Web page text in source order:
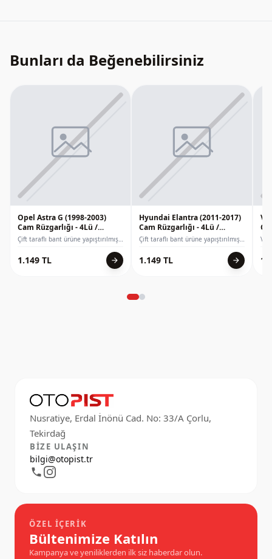
Bunları da Beğenebilirsiniz
Opel Astra G (1998-2003)
Cam Rüzgarlığı - 4Lü /
Sunplex
Çift taraflı bant ürüne yapıştırılmış
Bant kullanılmıştır.
1.149 TL arrow_forward
Hyundai Elantra (2011-2017)
Cam Rüzgarlığı - 4Lü /
Sunplex
Çift taraflı bant ürüne yapıştırılmış
Bant kullanılmıştır.
1.149 TL arrow_forward
Nusratiye, Erdal İnönü Cad. No: 33/A Çorlu,
BIZE ULAŞIN
bilgi@otopist.tr
ÖZEL İÇERIK
Bültenimize Katılın
Kampanya ve yeniliklerden ilk siz haberdar olun.